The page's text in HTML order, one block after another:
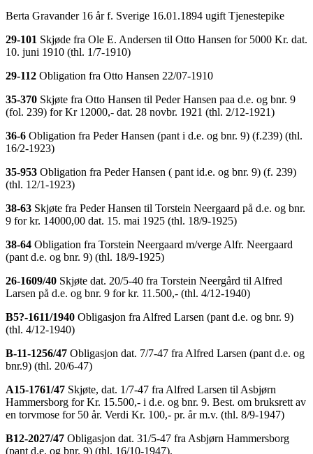
Berta Gravander 16 år f. Sverige 16.01.1894 ugift Tjenestepike
29-101 Skjøde fra Ole E. Andersen til Otto Hansen for 5000 Kr. dat.
10. juni 1910 (thl. 1/7-1910)
29-112 Obligation fra Otto Hansen 22/07-1910
35-370 Skjøte fra Otto Hansen til Peder Hansen paa d.e. og bnr. 9
(fol. 239) for Kr 12000,- dat. 28 novbr. 1921 (thl. 2/12-1921)
36-6 Obligation fra Peder Hansen (pant i d.e. og bnr. 9) (f.239) (thl.
16/2-1923)
35-953 Obligation fra Peder Hansen ( pant id.e. og bnr. 9) (f. 239)
(thl. 12/1-1923)
38-63 Skjøte fra Peder Hansen til Torstein Neergaard på d.e. og bnr.
9 for kr. 14000,00 dat. 15. mai 1925 (thl. 18/9-1925)
38-64 Obligation fra Torstein Neergaard m/verge Alfr. Neergaard
(pant d.e. og bnr. 9) (thl. 18/9-1925)
26-1609/40 Skjøte dat. 20/5-40 fra Torstein Neergård til Alfred
Larsen på d.e. og bnr. 9 for kr. 11.500,- (thl. 4/12-1940)
B5?-1611/1940 Obligasjon fra Alfred Larsen (pant d.e. og bnr. 9)
(thl. 4/12-1940)
B-11-1256/47 Obligasjon dat. 7/7-47 fra Alfred Larsen (pant d.e. og
bnr.9) (thl. 20/6-47)
A15-1761/47 Skjøte, dat. 1/7-47 fra Alfred Larsen til Asbjørn
Hammersborg for Kr. 15.500,- i d.e. og bnr. 9. Best. om bruksrett av
en torvmose for 50 år. Verdi Kr. 100,- pr. år m.v. (thl. 8/9-1947)
B12-2027/47 Obligasjon dat. 31/5-47 fra Asbjørn Hammersborg
(pant d.e. og bnr. 9) (thl. 16/10-1947).